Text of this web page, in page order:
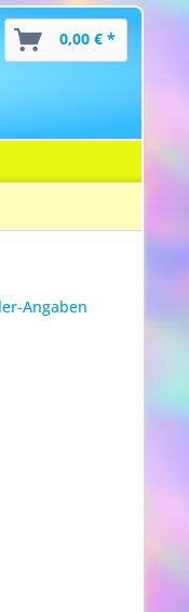
0,00 € *
Angaben